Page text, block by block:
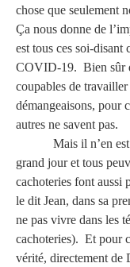
chose que seulement
Ça nous donne de
est tous ces soi-
COVID-19. Bien sûr
coupables de
démangeaisons, pour
autres ne savent pas.
Mais il n’en
grand jour et tous
cachoteries font aussi
le dit Jean, dans sa
ne pas vivre dans les
cachoteries). Et pour
vérité, directement de